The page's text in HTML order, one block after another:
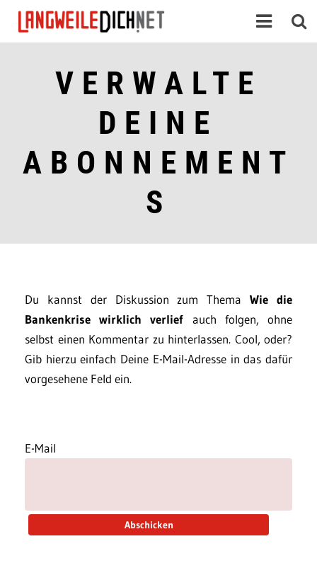
VERWALTE
DEINE
ABONNEMENT
S
Du kannst der Diskussion zum ThemaWie die
Bankenkrise wirklich verlief auch folgen, ohne
selbst einen Kommentar zu hinterlassen. Cool, oder?
Gib hierzu einfach Deine E-Mail-Adresse in das dafür
vorgesehene Feld ein.
E-Mail